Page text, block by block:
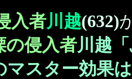
入者川越(632)
の侵入者川越
マスター効果は